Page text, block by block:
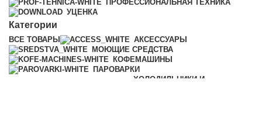
ПРОФЕССИОНАЛЬНАЯ ТЕХНИКА
УЦЕНКА
Категории
ВСЕ ТОВАРЫ
АКСЕССУАРЫ
МОЮЩИЕ СРЕДСТВА
КОФЕМАШИНЫ
ПАРОВАРКИ
ХОЛОДИЛЬНИКИ И